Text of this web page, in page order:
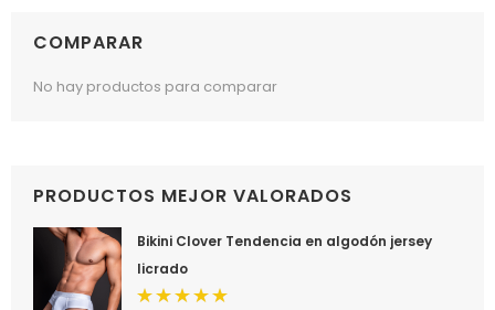
COMPARAR
No hay productos para comparar
PRODUCTOS MEJOR VALORADOS
Bikini Clover Tendencia en algodón jersey
licrado